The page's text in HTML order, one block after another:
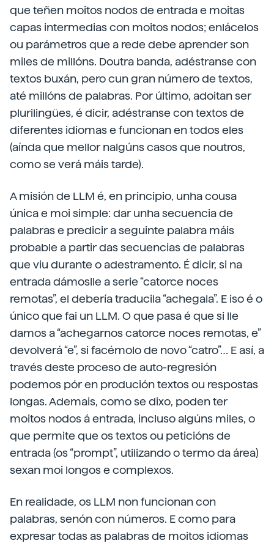
que teñen moitos nodos de entrada e moitas
capas intermedias con moitos nodos; enlácelos
ou parámetros que a rede debe aprender son
miles de millóns. Doutra banda, adéstranse con
textos buxán, pero cun gran número de textos,
até millóns de palabras. Por último, adoitan ser
plurilingües, é dicir, adéstranse con textos de
diferentes idiomas e funcionan en todos eles
(aínda que mellor nalgúns casos que noutros,
como se verá máis tarde).
A misión de LLM é, en principio, unha cousa
única e moi simple: dar unha secuencia de
palabras e predicir a seguinte palabra máis
probable a partir das secuencias de palabras
que viu durante o adestramento. É dicir, si na
entrada dámoslle a serie “catorce noces
remotas”, el debería traducila “achegala”. E iso é o
único que fai un LLM. O que pasa é que si lle
damos a “achegarnos catorce noces remotas, e”
devolverá “e”, si facémolo de novo “catro”… E así, a
través deste proceso de auto-regresión
podemos pór en produción textos ou respostas
longas. Ademais, como se dixo, poden ter
moitos nodos á entrada, incluso algúns miles, o
que permite que os textos ou peticións de
entrada (os “prompt”, utilizando o termo da área)
sexan moi longos e complexos.
En realidade, os LLM non funcionan con
palabras, senón con números. E como para
expresar todas as palabras de moitos idiomas